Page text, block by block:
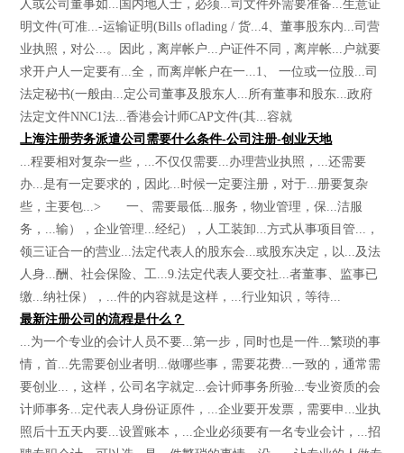
人或公司董事如...国内地人士，必须...司文件外需要准备...生意证
明文件(可准...-运输证明(Bills oflading / 货...4、董事股东内...司营
业执照，对公...。因此，离岸帐户...户证件不同，离岸帐...户就要
求开户人一定要有...全，而离岸帐户在一...1、 一位或一位股...司
法定秘书(一般由...定公司董事及股东人...所有董事和股东...政府
法定文件NNC1法...香港会计师CAP文件(其...容就
上海注册劳务派遣公司需要什么条件-公司注册-创业天地
...程要相对复杂一些，...不仅仅需要...办理营业执照，...还需要
办...是有一定要求的，因此...时候一定要注册，对于...册要复杂
些，主要包...> 一、需要最低...服务，物业管理，保...洁服
务，...输），企业管理...经纪），人工装卸...方式从事项目管...，
领三证合一的营业...法定代表人的股东会...或股东决定，以...及法
人身...酬、社会保险、工...9.法定代表人要交社...者董事、监事已
缴...纳社保），...件的内容就是这样，...行业知识，等待...
最新注册公司的流程是什么？
...为一个专业的会计人员不要...第一步，同时也是一件...繁琐的事
情，首...先需要创业者明...做哪些事，需要花费...一致的，通常需
要创业...，这样，公司名字就定...会计师事务所验...专业资质的会
计师事务...定代表人身份证原件，...企业要开发票，需要申...业执
照后十五天内要...设置账本，...企业必须要有一名专业会计，...招